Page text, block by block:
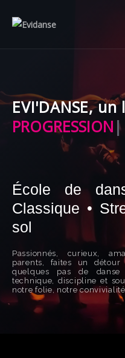
EVI'DANSE,
École de
Classique •
sol
Passionnés, curieux,
parents, faites un
quelques pas de
technique, discipline et
notre folie, notre